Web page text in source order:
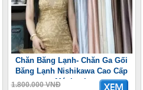
Chăn Băng Lạnh- Chăn Ga Gối
Băng Lạnh Nishikawa Cao Cấp
Mát Lạnh
1.800.000 VNĐ